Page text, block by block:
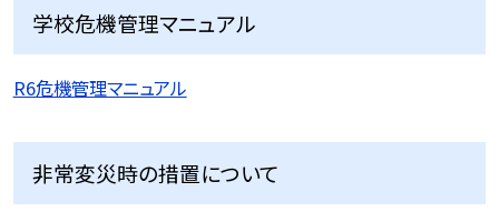
学校危機管理マニュアル
R6危機管理マニュアル
非常変災時の措置について